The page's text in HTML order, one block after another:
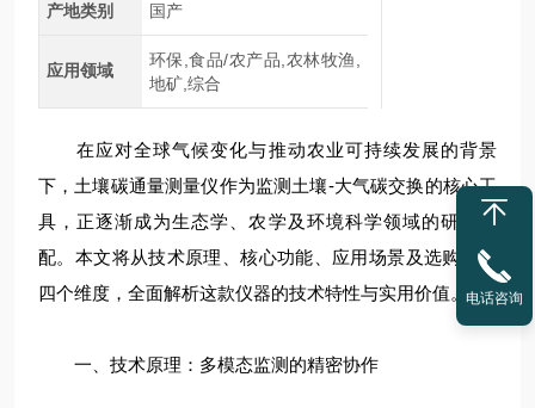
产地类别 国产
应用领域
环保,食品/农产品,农林牧渔,
地矿,综合
在应对全球气候变化与推动农业可持续发展的背景
下，土壤碳通量测量仪作为监测土壤-大气碳交换的核心工
具，正逐渐成为生态学、农学及环境科学领域的研究标
配。本文将从技术原理、核心功能、应用场景及选购要点
四个维度，全面解析这款仪器的技术特性与实用价值。
一、技术原理：多模态监测的精密协作
电话咨询